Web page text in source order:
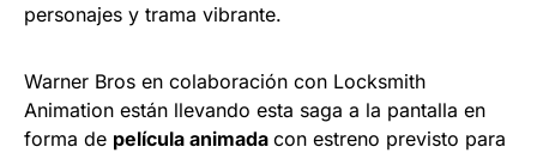
personajes y trama vibrante.
Warner Bros en colaboración con Locksmith
Animation están llevando esta saga a la pantalla en
forma de película animada con estreno previsto para